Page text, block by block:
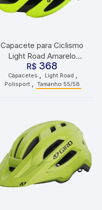
Capacete para Ciclismo
Light Road Amarelo
Fluorescente Tamanho
55/58 Polisport
R$ 368
Capacetes , Light Road ,
Polisport , Tamanho 55/58